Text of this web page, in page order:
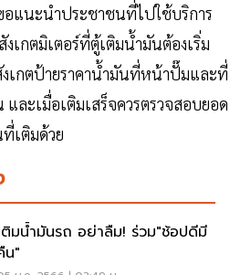
แนะนำประชาชนที่ไปใช้บริการ
เกตมิเตอร์ที่ตู้เติมน้ำมันต้องเริ่ม
เกตป้ายราคาน้ำมันที่หน้าปั๊มและที่
ละเมื่อเติมเสร็จควรตรวจสอบยอด
เติมด้วย
ติมน้ำมันรถ อย่าลืม! ร่วม"ช้อปดีมี
น"